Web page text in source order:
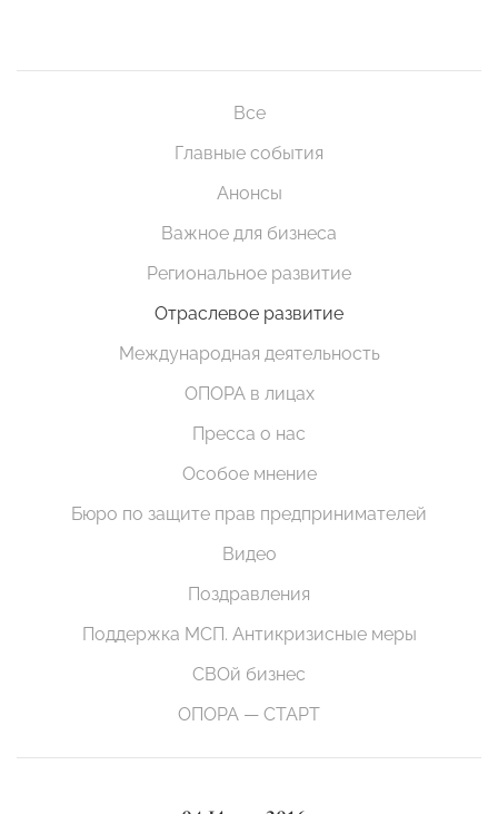
Все
Главные события
Анонсы
Важное для бизнеса
Региональное развитие
Отраслевое развитие
Международная деятельность
ОПОРА в лицах
Пресса о нас
Особое мнение
Бюро по защите прав предпринимателей
Видео
Поздравления
Поддержка МСП. Антикризисные меры
СВОй бизнес
ОПОРА — СТАРТ